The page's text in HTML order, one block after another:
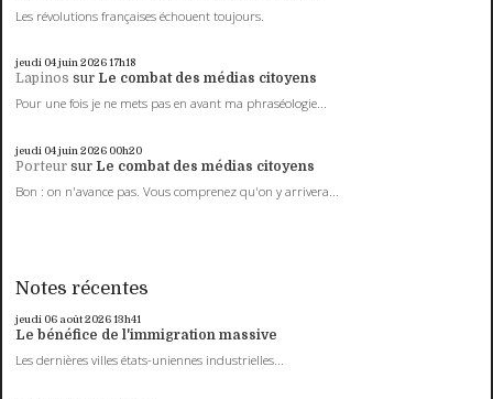
Les révolutions françaises échouent toujours.
jeudi 04juin 202617h18
Lapinos sur Le combat des médias citoyens
Pour une fois je ne mets pas en avant ma phraséologie...
jeudi 04juin 2026 00h20
Porteur sur Le combat des médias citoyens
Bon : on n'avance pas. Vous comprenez qu'on y arrivera...
Notes récentes
jeudi 06 août 202613h41
Le bénéfice de l'immigration massive
Les dernières villes états-uniennes industrielles...